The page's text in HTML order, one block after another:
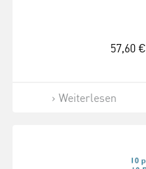
57,60 €
Weiterlesen